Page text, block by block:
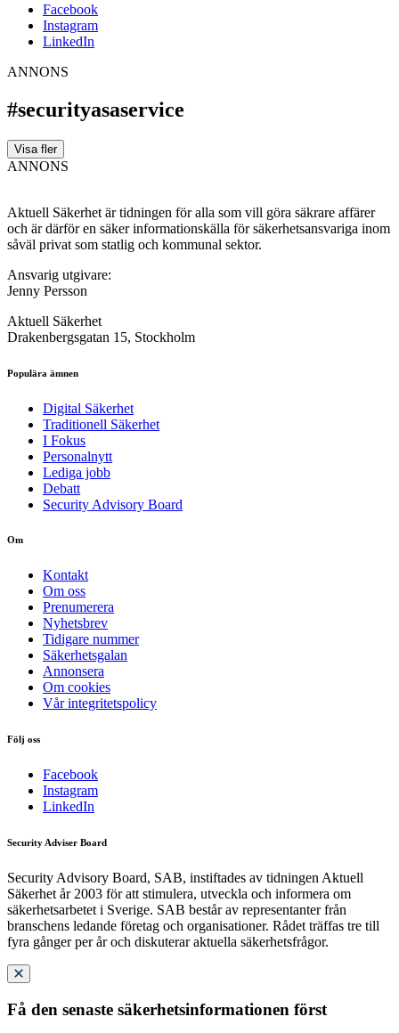
Facebook
Instagram
LinkedIn
ANNONS
#securityasaservice
Visa fler
ANNONS
Aktuell Säkerhet är tidningen för alla som vill göra säkrare affärer
och är därför en säker informationskälla för säkerhets­ansvariga inom
såväl privat som statlig och kommunal sektor.
Ansvarig utgivare:
Jenny Persson
Aktuell Säkerhet
Drakenbergsgatan 15, Stockholm
Populära ämnen
Digital Säkerhet
Traditionell Säkerhet
I Fokus
Personalnytt
Lediga jobb
Debatt
Security Advisory Board
Om
Kontakt
Om oss
Prenumerera
Nyhetsbrev
Tidigare nummer
Säkerhetsgalan
Annonsera
Om cookies
Vår integritetspolicy
Följ oss
Facebook
Instagram
LinkedIn
Security Adviser Board
Security Advisory Board, SAB, instiftades av tidningen Aktuell
Säkerhet år 2003 för att stimulera, utveckla och informera om
säkerhetsarbetet i Sverige. SAB består av representanter från
branschens ledande företag och organisationer. Rådet träffas tre till
fyra gånger per år och diskuterar aktuella säkerhetsfrågor.
Få den senaste säkerhetsinformationen först